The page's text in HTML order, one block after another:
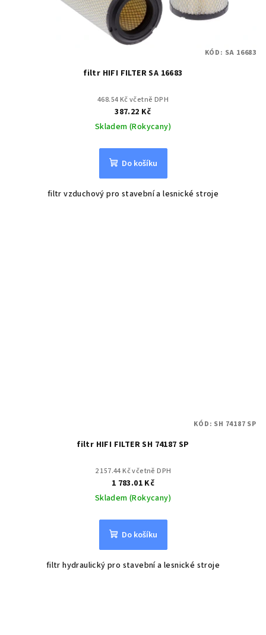
filtr HIFI FILTER SA 16683
468.54 Kč včetně DPH
387.22 Kč
Skladem (Rokycany)
Do košíku
filtr vzduchový pro stavební a lesnické stroje
KÓD: SA 16683
filtr HIFI FILTER SH 74187 SP
2 157.44 Kč včetně DPH
1 783.01 Kč
Skladem (Rokycany)
Do košíku
filtr hydraulický pro stavební a lesnické stroje
KÓD: SH 74187 SP